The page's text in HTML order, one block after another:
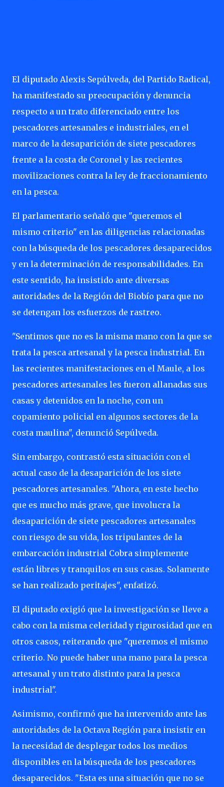
El diputado Alexis Sepúlveda, del Partido Radical,
ha manifestado su preocupación y denuncia
respecto a un trato diferenciado entre los
pescadores artesanales e industriales, en el
marco de la desaparición de siete pescadores
frente a la costa de Coronel y las recientes
movilizaciones contra la ley de fraccionamiento
en la pesca.
El parlamentario señaló que "queremos el
mismo criterio" en las diligencias relacionadas
con la búsqueda de los pescadores desaparecidos
y en la determinación de responsabilidades. En
este sentido, ha insistido ante diversas
autoridades de la Región del Biobío para que no
se detengan los esfuerzos de rastreo.
"Sentimos que no es la misma mano con la que se
trata la pesca artesanal y la pesca industrial. En
las recientes manifestaciones en el Maule, a los
pescadores artesanales les fueron allanadas sus
casas y detenidos en la noche, con un
copamiento policial en algunos sectores de la
costa maulina", denunció Sepúlveda.
Sin embargo, contrastó esta situación con el
actual caso de la desaparición de los siete
pescadores artesanales. "Ahora, en este hecho
que es mucho más grave, que involucra la
desaparición de siete pescadores artesanales
con riesgo de su vida, los tripulantes de la
embarcación industrial Cobra simplemente
están libres y tranquilos en sus casas. Solamente
se han realizado peritajes", enfatizó.
El diputado exigió que la investigación se lleve a
cabo con la misma celeridad y rigurosidad que en
otros casos, reiterando que "queremos el mismo
criterio. No puede haber una mano para la pesca
artesanal y un trato distinto para la pesca
industrial".
Asimismo, confirmó que ha intervenido ante las
autoridades de la Octava Región para insistir en
la necesidad de desplegar todos los medios
disponibles en la búsqueda de los pescadores
desaparecidos. "Esta es una situación que no se